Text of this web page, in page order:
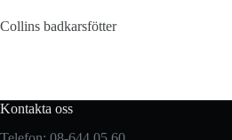
Collins badkarsfötter
Kontakta oss